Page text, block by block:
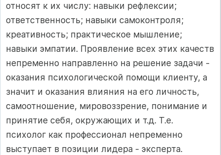
относят к их числу: навыки рефлексии;
ответственность; навыки самоконтроля;
креативность; практическое мышление;
навыки эмпатии. Проявление всех этих качеств
непременно направленно на решение задачи -
оказания психологической помощи клиенту, а
значит и оказания влияния на его личность,
самоотношение, мировоззрение, понимание и
принятие себя, окружающих и т.д. Т.е.
психолог как профессионал непременно
выступает в позиции лидера - эксперта.